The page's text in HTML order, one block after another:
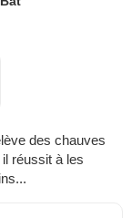
des chauves
réussit à les